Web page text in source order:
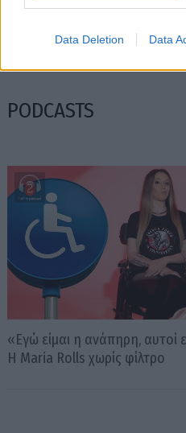
Data Deletion Data
κινεζικές
PODCASTS
«Εγώ είμαι η ανάπηρη, αυτοί
Η Maria Rolls χωρίς φίλτρο